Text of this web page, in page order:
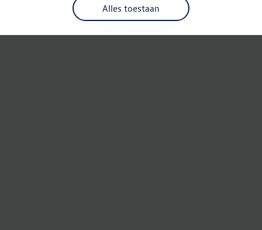
Alles toestaan
Refresh